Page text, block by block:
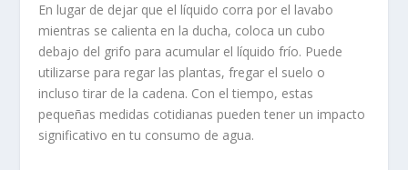
En lugar de dejar que el líquido corra por el lavabo
mientras se calienta en la ducha, coloca un cubo
debajo del grifo para acumular el líquido frío. Puede
utilizarse para regar las plantas, fregar el suelo o
incluso tirar de la cadena. Con el tiempo, estas
pequeñas medidas cotidianas pueden tener un impacto
significativo en tu consumo de agua.